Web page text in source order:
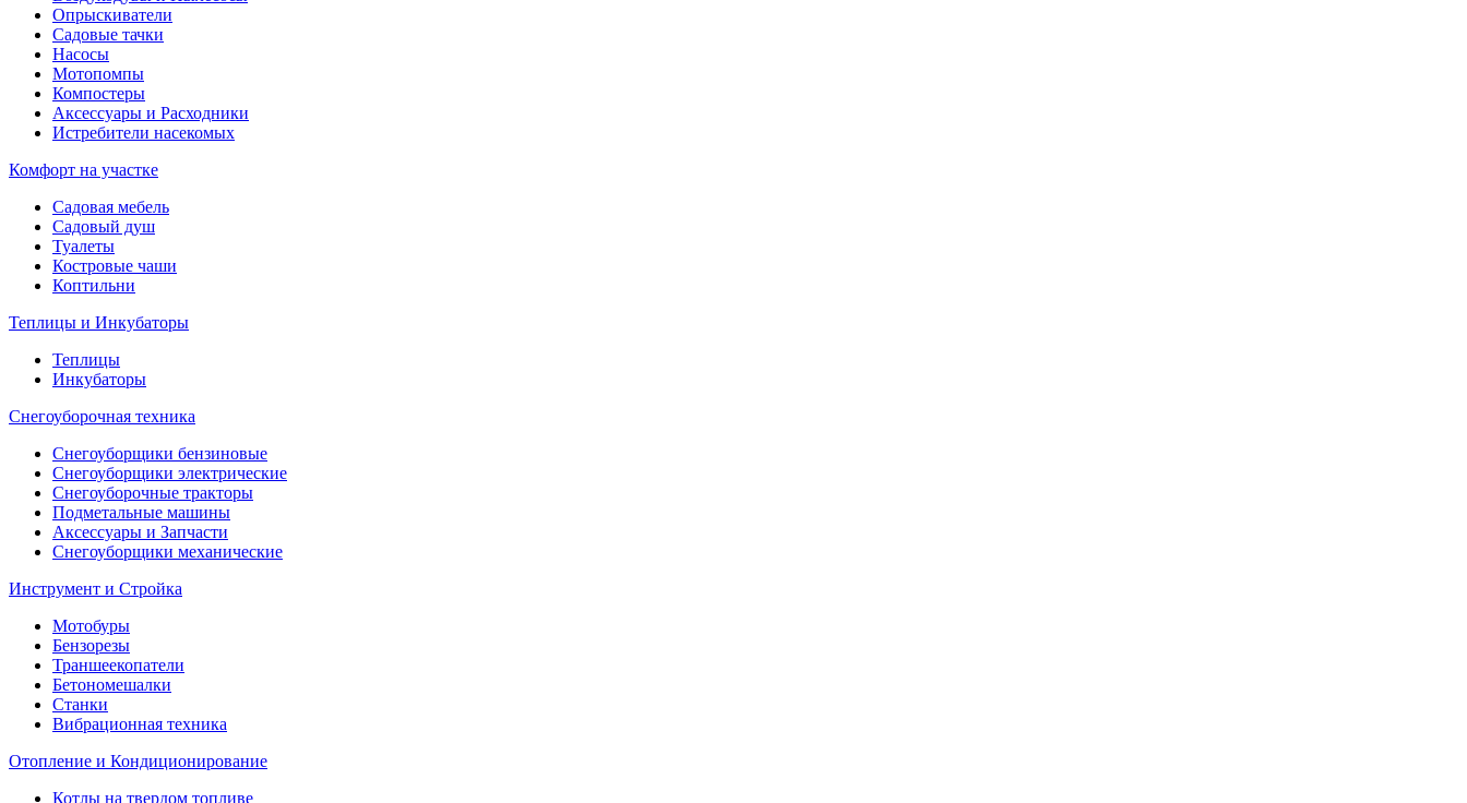
Опрыскиватели
Садовые тачки
Насосы
Мотопомпы
Компостеры
Аксессуары и Расходники
Истребители насекомых
Комфорт на участке
Садовая мебель
Садовый душ
Туалеты
Костровые чаши
Коптильни
Теплицы и Инкубаторы
Теплицы
Инкубаторы
Снегоуборочная техника
Снегоуборщики бензиновые
Снегоуборщики электрические
Снегоуборочные тракторы
Подметальные машины
Аксессуары и Запчасти
Снегоуборщики механические
Инструмент и Стройка
Мотобуры
Бензорезы
Траншеекопатели
Бетономешалки
Станки
Вибрационная техника
Отопление и Кондиционирование
Котлы на твердом топливе